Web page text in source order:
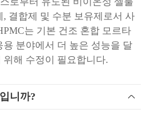
, 결합제 및 수분 보유제로서 사
는 기본 건조 혼합 모르타
용 분야에서 더 높은 성능을 달
해 수정이 필요합니다.
니까? 